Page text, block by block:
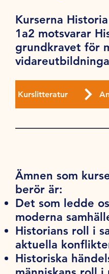
Kurserna
1a2 motsvarar
grundkravet för
Kurslitteratur
Ämnen som
berör är:
Det som ledde
moderna
Historians roll i
aktuella
Historiska